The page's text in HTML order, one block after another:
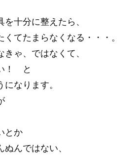
十分に整えたら、
てたまらなくなる・・・。
ゃ、ではなくて、
！ と
なります。
とか
んではない、